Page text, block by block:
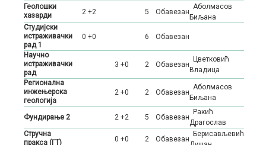
Геолошки
хазарди
2 +2 5 Oбавезан
Аболмасов
Биљана
Студијски
истраживачки
рад 1
0 +0 6 Oбавезан
Научно
истраживачки
рад
3 +0 2 Oбавезан
Цветковић
Владица
Регионална
инжењерска
геологија
2 +0 2 Oбавезан
Аболмасов
Биљана
Фундирање 2 2 +2 5 Oбавезан
Ракић
Драгослав
Стручна
пракса (ГТ)
0 +0 2 Oбавезан
Берисављевић